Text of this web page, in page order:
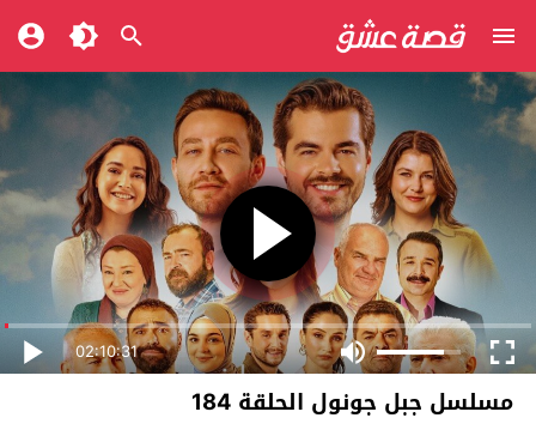
02:10:31
مسلسل جبل جونول الحلقة 184